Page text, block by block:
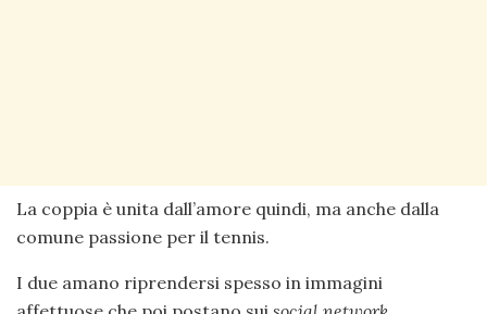
La coppia è unita dall’amore quindi, ma anche dalla
comune passione per il tennis.
I due amano riprendersi spesso in immagini